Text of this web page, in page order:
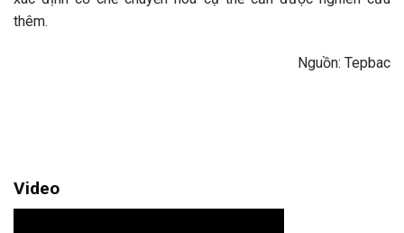
thêm.
Nguồn: Tepbac
Video